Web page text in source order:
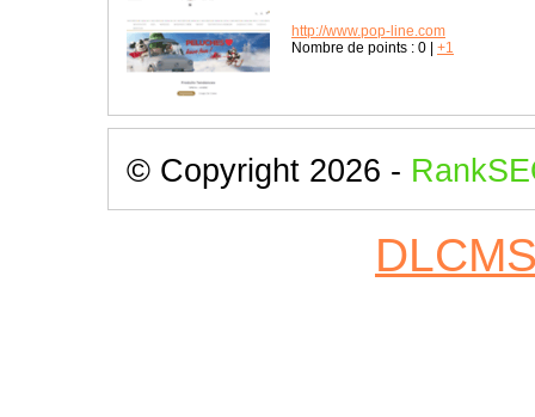
http://www.pop-line.com
Nombre de points : 0 +1
© Copyright 2026 -